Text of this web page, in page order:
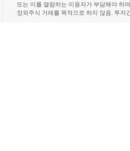
또는 이를 열람하는 이용자가 부담해야 하
장외주식 거래를 목적으로 하지 않음. 투